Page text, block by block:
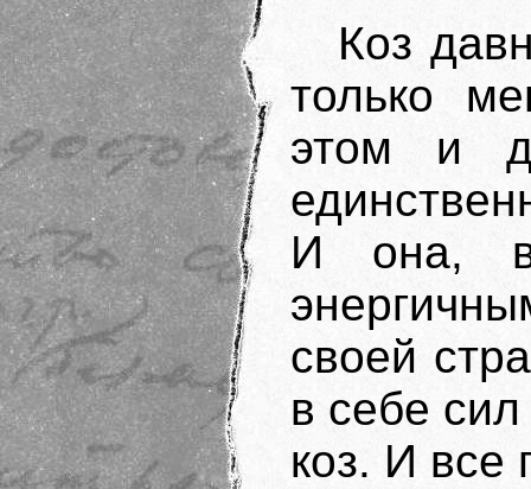
Коз
только
этом и
И она,
своей
в себе
коз. И все